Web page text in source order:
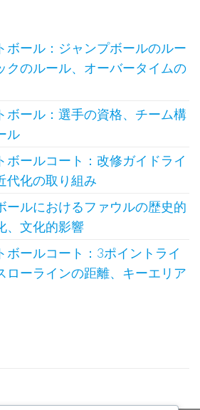
ボール：ジャンプボールのルー
クのルール、オーバータイムの
ボール：選手の資格、チーム構
ル
ボールコート：改修ガイドライ
代化の取り組み
ールにおけるファウルの歴史的
、文化的影響
ボールコート：3ポイントライ
ローラインの距離、キーエリア